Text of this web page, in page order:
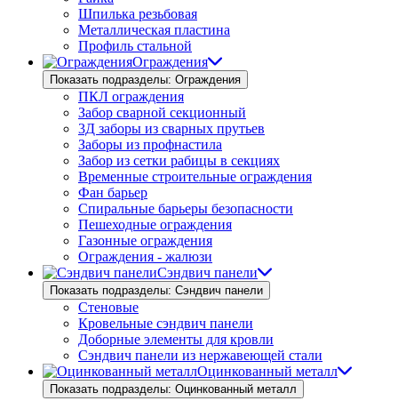
Шпилька резьбовая
Металлическая пластина
Профиль стальной
Ограждения
Показать подразделы: Ограждения
ПКЛ ограждения
Забор сварной секционный
3Д заборы из сварных прутьев
Заборы из профнастила
Забор из сетки рабицы в секциях
Временные строительные ограждения
Фан барьер
Спиральные барьеры безопасности
Пешеходные ограждения
Газонные ограждения
Ограждения - жалюзи
Сэндвич панели
Показать подразделы: Сэндвич панели
Стеновые
Кровельные сэндвич панели
Доборные элементы для кровли
Сэндвич панели из нержавеющей стали
Оцинкованный металл
Показать подразделы: Оцинкованный металл